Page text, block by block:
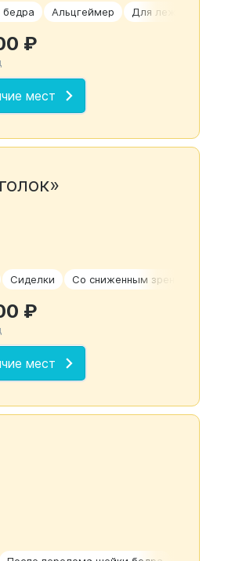
Альцгеймер Для лежачих
мест
₽
Сиделки Со сниженным зрением
мест
₽